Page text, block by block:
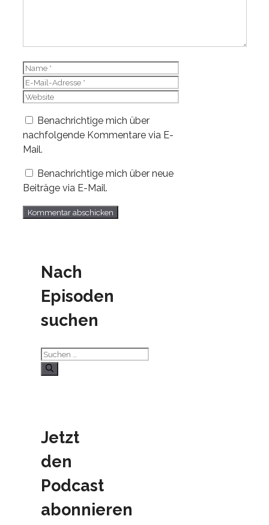
Name
E-
Mail-
Website
Benachrichtige mich über
nachfolgende Kommentare via E-
Mail.
Benachrichtige mich über neue
Beiträge via E-Mail.
Nach
Episoden
suchen
Suchen
nach:
Jetzt
den
Podcast
abonnieren